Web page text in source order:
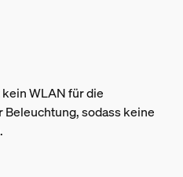
WLAN für die
sodass keine